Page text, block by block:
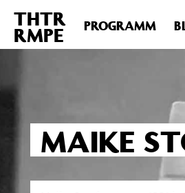
Deprecated : Die Funktion
includes/functions.phpon line6031
THTR
RMPE PROGRAMM
MAIKE